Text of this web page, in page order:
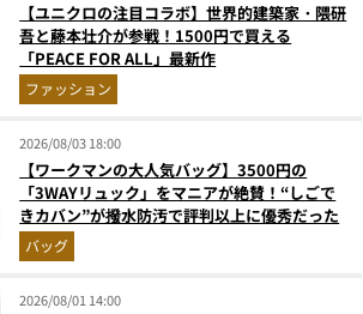
【ユニクロの注目コラボ】世界的建築家・隈研
吾と藤本壮介が参戦！1500円で買える
「PEACE FOR ALL」最新作
ファッション
2026/08/03 18:00
【ワークマンの大人気バッグ】3500円の
「3WAYリュック」をマニアが絶賛！“しごで
きカバン”が撥水防汚で評判以上に優秀だった
バッグ
2026/08/01 14:00